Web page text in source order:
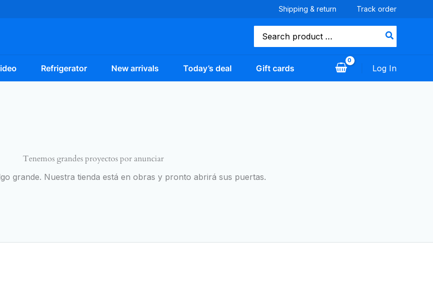
Shipping & return Track order
por:
Refrigerator New arrivals Today’s deal Gift cards Log In
Tenemos grandes proyectos por anunciar
grande. Nuestra tienda está en obras y pronto abrirá sus puertas.